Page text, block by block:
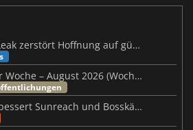
Steam Frame: Preis-Leak zerstört Hoffnung auf günstiges VR-Headset
Neue Videospiele der Woche – August 2026 (Woche 32)
Palworld-Update verbessert Sunreach und Bosskämpfe deutlich